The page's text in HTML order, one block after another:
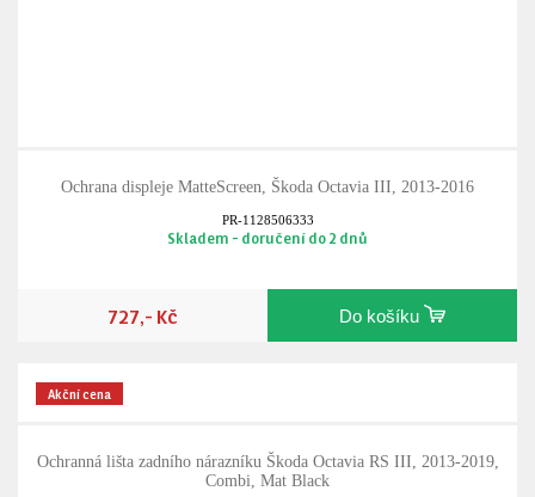
Ochrana displeje MatteScreen, Škoda Octavia III, 2013-2016
PR-1128506333
Skladem - doručení do 2 dnů
727,- Kč Do košíku
Akční cena
Ochranná lišta zadního nárazníku Škoda Octavia RS III, 2013-2019,
Combi, Mat Black